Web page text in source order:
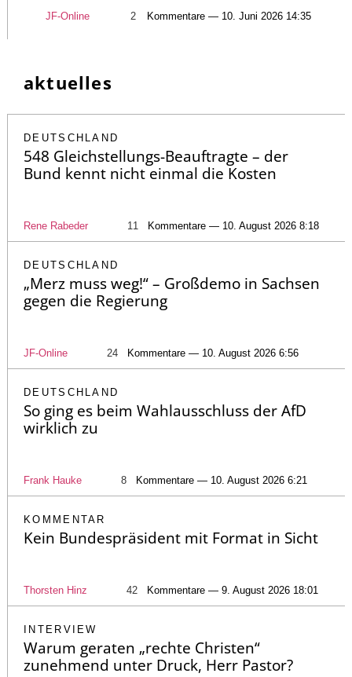
JF-Online 2 Kommentare — 10. Juni 2026 14:35
aktuelles
DEUTSCHLAND
548 Gleichstellungs-Beauftragte – der
Bund kennt nicht einmal die Kosten
Rene Rabeder 11 Kommentare — 10. August 2026 8:18
DEUTSCHLAND
„Merz muss weg!“ – Großdemo in Sachsen
gegen die Regierung
JF-Online 24 Kommentare — 10. August 2026 6:56
DEUTSCHLAND
So ging es beim Wahlausschluss der AfD
wirklich zu
Frank Hauke 8 Kommentare — 10. August 2026 6:21
KOMMENTAR
Kein Bundespräsident mit Format in Sicht
Thorsten Hinz 42 Kommentare — 9. August 2026 18:01
INTERVIEW
Warum geraten „rechte Christen“
zunehmend unter Druck, Herr Pastor?